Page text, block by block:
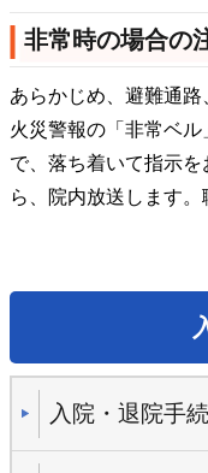
入院・退院手
非常時の場合の
あらかじめ、避難通路
火災警報の「非常ベ
で、落ち着いて指示
ら、院内放送します。